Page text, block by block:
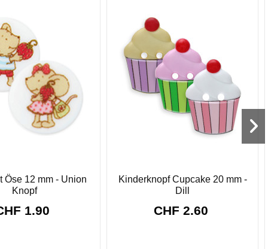
Öse 12 mm - Union
Knopf
1.90
Kinderknopf Cupcake 20 mm -
Dill
CHF 2.60